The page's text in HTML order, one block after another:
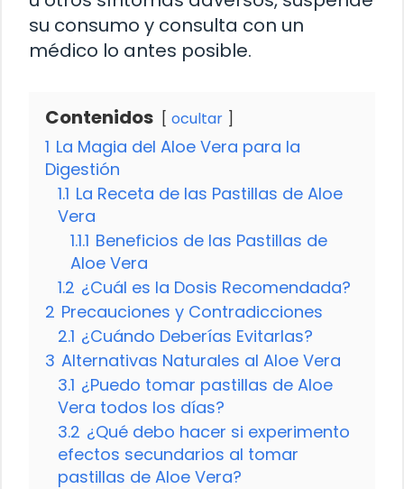
su consumo y consulta con un
médico lo antes posible.
Contenidos ocultar
1 La Magia del Aloe Vera para la
Digestión
1.1 La Receta de las Pastillas de Aloe
Vera
1.1.1 Beneficios de las Pastillas de
Aloe Vera
1.2 ¿Cuál es la Dosis Recomendada?
2 Precauciones y Contradicciones
2.1 ¿Cuándo Deberías Evitarlas?
3 Alternativas Naturales al Aloe Vera
3.1 ¿Puedo tomar pastillas de Aloe
Vera todos los días?
3.2 ¿Qué debo hacer si experimento
efectos secundarios al tomar
pastillas de Aloe Vera?